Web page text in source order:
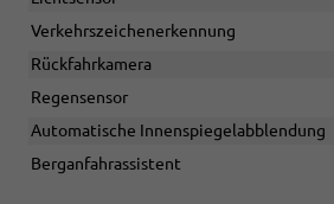
Verkehrszeichenerkennung
Rückfahrkamera
Regensensor
Automatische Innenspiegelabblendung
Berganfahrassistent